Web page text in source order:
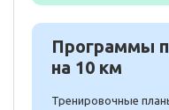
Программы
на 10 км
Тренировочные